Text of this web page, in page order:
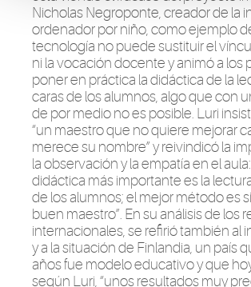
Nicholas Negroponte, creador de la
ordenador por niño, como ejemplo
tecnología no puede sustituir el
ni la vocación docente y animó a los
poner en práctica la didáctica de la
caras de los alumnos, algo que con
de por medio no es posible. Luri
“un maestro que no quiere mejorar
merece su nombre” y reivindicó la
la observación y la empatía en el aula:
didáctica más importante es la
de los alumnos; el mejor método es
buen maestro”. En su análisis de los
internacionales, se refirió también al
y a la situación de Finlandia, un país
años fue modelo educativo y que
según Luri, “unos resultados muy